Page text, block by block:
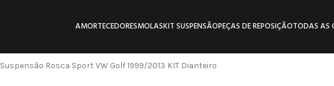
AMORTECEDORESMOLASKIT SUSPENSÃOPEÇAS DE REPOSIÇÃOTODAS AS
Suspensão Rosca Sport VW Golf 1999/2013 KIT Dianteiro